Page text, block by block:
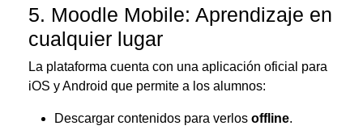
5. Moodle Mobile: Aprendizaje en
cualquier lugar
La plataforma cuenta con una aplicación oficial para
iOS y Android que permite a los alumnos:
Descargar contenidos para verlos offline.